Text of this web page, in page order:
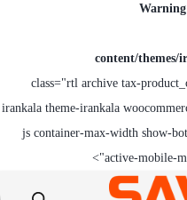
Warning
content/themes/
class="rtl archive tax-
irankala theme-irankala
js container-max-width show-
active-mobile-